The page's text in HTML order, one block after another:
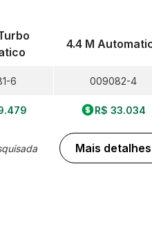
6
4.4 M
009082-4
R$ 33.034
Mais detalhes